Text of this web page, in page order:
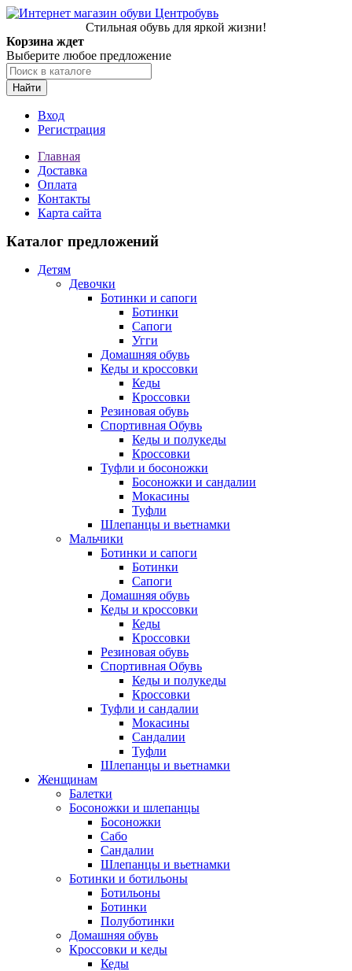
Стильная обувь для яркой жизни!
Корзина ждет
Выберите любое предложение
Найти
Вход
Регистрация
Главная
Доставка
Оплата
Контакты
Карта сайта
Каталог предложений
Детям
Девочки
Ботинки и сапоги
Ботинки
Сапоги
Угги
Домашняя обувь
Кеды и кроссовки
Кеды
Кроссовки
Резиновая обувь
Спортивная Обувь
Кеды и полукеды
Кроссовки
Туфли и босоножки
Босоножки и сандалии
Мокасины
Туфли
Шлепанцы и вьетнамки
Мальчики
Ботинки и сапоги
Ботинки
Сапоги
Домашняя обувь
Кеды и кроссовки
Кеды
Кроссовки
Резиновая обувь
Спортивная Обувь
Кеды и полукеды
Кроссовки
Туфли и сандалии
Мокасины
Сандалии
Туфли
Шлепанцы и вьетнамки
Женщинам
Балетки
Босоножки и шлепанцы
Босоножки
Сабо
Сандалии
Шлепанцы и вьетнамки
Ботинки и ботильоны
Ботильоны
Ботинки
Полуботинки
Домашняя обувь
Кроссовки и кеды
Кеды